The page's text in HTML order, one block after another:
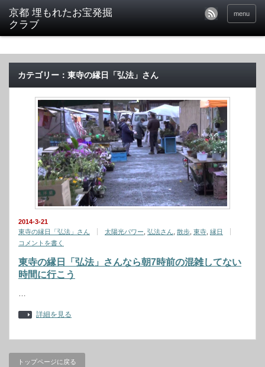
京都 埋もれたお宝発掘
クラブ
menu
カテゴリー：東寺の縁日「弘法」さん
2014-3-21
東寺の縁日「弘法」さん
太陽光パワー 弘法さん 散歩 東寺 縁日
コメントを書く
東寺の縁日「弘法」さんなら朝7時前の混雑してない
時間に行こう
…
詳細を見る
トップページに戻る